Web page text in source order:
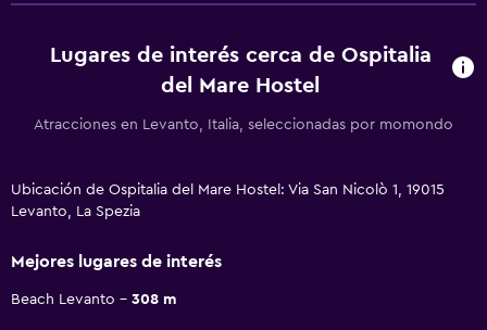
Lugares de interés cerca de Ospitalia
del Mare Hostel
Atracciones en Levanto, Italia, seleccionadas por momondo
Ubicación de Ospitalia del Mare Hostel: Via San Nicolò 1, 19015
Levanto, La Spezia
Mejores lugares de interés
Beach Levanto 308 m